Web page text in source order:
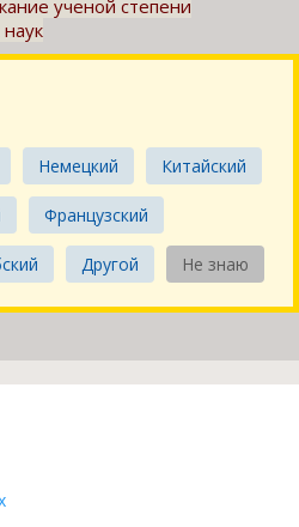
ученой степени
Немецкий Китайский
Французский
Другой Не знаю